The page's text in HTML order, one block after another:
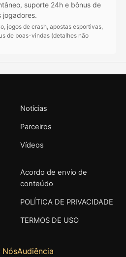
suporte 24h e bônus de
jogadores.
jogos de crash, apostas esportivas,
de boas-vindas (detalhes não
Notícias
Parceiros
Vídeos
Acordo de envio de
conteúdo
POLÍTICA DE PRIVACIDADE
TERMOS DE USO
NósAudiência